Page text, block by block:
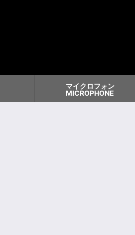
マイクロフォン
MICROPHONE